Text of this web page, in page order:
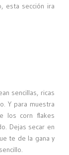
esta sección ira
sencillas, ricas
Y para muestra
los corn flakes
Dejas secar en
te de la gana y